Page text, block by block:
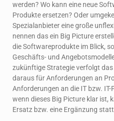
werden? Wo kann eine neue
Produkte ersetzen? Oder
Spezialanbieter eine große
nennen das ein Big Picture
die Softwareprodukte im Blick,
Geschäfts- und
zukünftige Strategie verfolgt
daraus für Anforderungen an
Anforderungen an die IT bzw.
wenn dieses Big Picture klar ist,
Ersatz bzw. eine Ergänzung